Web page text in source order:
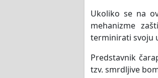
Ukoliko se na
mehanizme
terminirati svoju
Predstavnik
tzv. smrdljive